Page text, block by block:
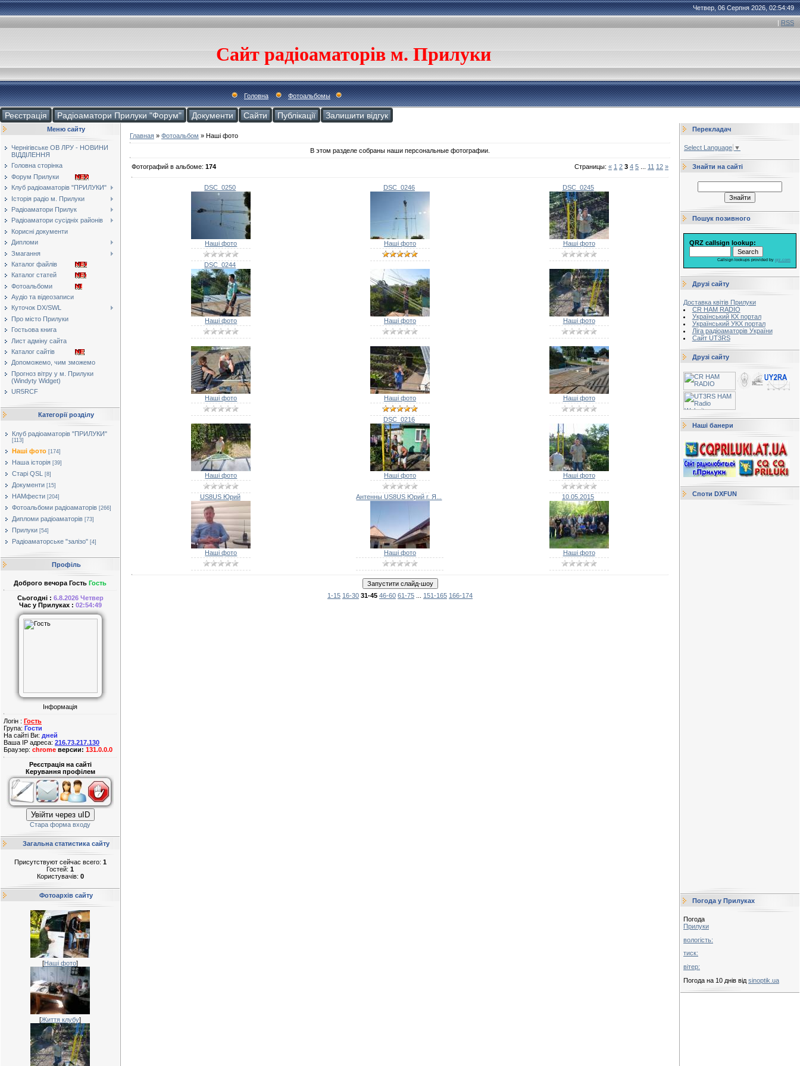
Четвер, 06 Серпня 2026, 02:54:49
| RSS
Сайт радіоаматорів м. Прилуки
Головна Фотоальбомы
Реєстрація Радіоаматори Прилуки "Форум" Документи Cайти Публікації Залишити відгук
Меню сайту
Чернігівське ОВ ЛРУ - НОВИНИ
ВІДДІЛЕННЯ
Головна сторінка
Форум Прилуки
Клуб радіоаматорів "ПРИЛУКИ"
Історія радіо м. Прилуки
Радіоаматори Прилук
Радіоаматори сусідніх районів
Корисні документи
Дипломи
Змагання
Каталог файлів
Каталог статей
Фотоальбоми
Аудіо та відеозаписи
Куточок DX/SWL
Про місто Прилуки
Гостьова книга
Лист адміну сайта
Каталог сайтів
Допоможемо, чим зможемо
Прогноз вітру у м. Прилуки
(Windyty Widget)
UR5RCF
Категорії розділу
Клуб радіоаматорів "ПРИЛУКИ"
[113]
Наші фото [174]
Наша історія [39]
Старі QSL [8]
Документи [15]
HAMфести [204]
Фотоальбоми радіоаматорів [266]
Дипломи радіоаматорів [73]
Прилуки [54]
Радіоаматорське "залізо" [4]
Профіль
Доброго вечора Гость Гость
Сьогодні : 6.8.2026 Четвер
Час у Прилуках : 02:54:49
Інформація
Логін : Гость
Група: Гости
На сайті Ви: дней
Ваша IP адреса: 216.73.217.130
Браузер: chrome версии: 131.0.0.0
Реєстрація на сайті
Керування профілем
Увійти через uID
Стара форма входу
Загальна статистика сайту
Присутствуют сейчас всего: 1
Гостей: 1
Користувачів: 0
Фотоархів сайту
[Наші фото]
[Життя клубу]
Главная » Фотоальбом » Наші фото
В этом разделе собраны наши персональные фотографии.
Фотографий в альбоме: 174 Страницы: « 1 2 3 4 5 11 12 »
DSC_0250
Наші фото
DSC_0246
Наші фото
DSC_0245
Наші фото
DSC_0244
Наші фото Наші фото Наші фото
Наші фото Наші фото Наші фото
Наші фото
DSC_0216
Наші фото Наші фото
US8US Юрий
Наші фото
Антенны US8US Юрий г. Я...
Наші фото
10.05.2015
Наші фото
1-15 16-30 31-45 46-60 61-75 151-165 166-174
Перекладач
Select Language ▼
Знайти на сайті
Пошук позивного
QRZ callsign lookup:
Callsign lookups provided by qrz.com
Друзі сайту
Доставка квітів Прилуки
CR HAM RADIO
Український КХ портал
Український УКХ портал
Ліга радіоаматорів України
Сайт UT3RS
Друзі сайту
Наші банери
Споти DXFUN
Погода у Прилуках
Погода
Прилуки
вологість:
тиск:
вітер:
Погода на 10 днів від sinoptik.ua